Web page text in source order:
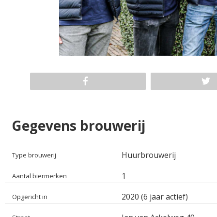
Gegevens brouwerij
Type brouwerij Huurbrouwerij
Aantal biermerken 1
Opgericht in 2020 (6 jaar actief)